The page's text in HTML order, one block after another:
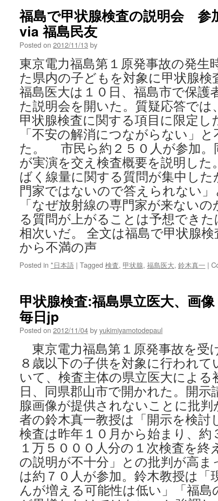
福島で甲状腺検査の説明会 参
via 福島民友
Posted on 2012/11/13 by
東京電力福島第１原発事故の発生
た県内の子どもを対象に甲状腺
福島医大は１０日、福島市で保護
た説明会を開いた。質疑応答では
甲状腺検査に関する項目に限定
「不安の解消につながらない」
た。 市民ら約２５０人が参加。
が実演を交え検査概要を説明した
ばく線量に関する質問が集中し
門家ではないので答えられない
「なぜ放射線の専門家が来ない
る質問が上がることは予想でき
相次いだ。 全文は福島で甲状腺
から不満の声
Posted in *日本語 | Tagged 検査, 甲状腺, 福島医大, 鈴木真一 |
甲状腺検査:福島県立医大、画
毎日jp
Posted on 2012/11/04byyukimiyamotodepaul
東京電力福島第１原発事故を受
８歳以下の子供を対象に行われ
いて、検査主体の県立医大による
日、同県郡山市で開かれた。開
腺画像が提供されないことに批
者の鈴木真一教授は「開示を検討
検査は昨年１０月から始まり、約
１万５０００人分の１次検査を終
の説明が不十分」との批判が高ま
は約７０人が参加。鈴木教授は「
んが増える可能性は低い」「福